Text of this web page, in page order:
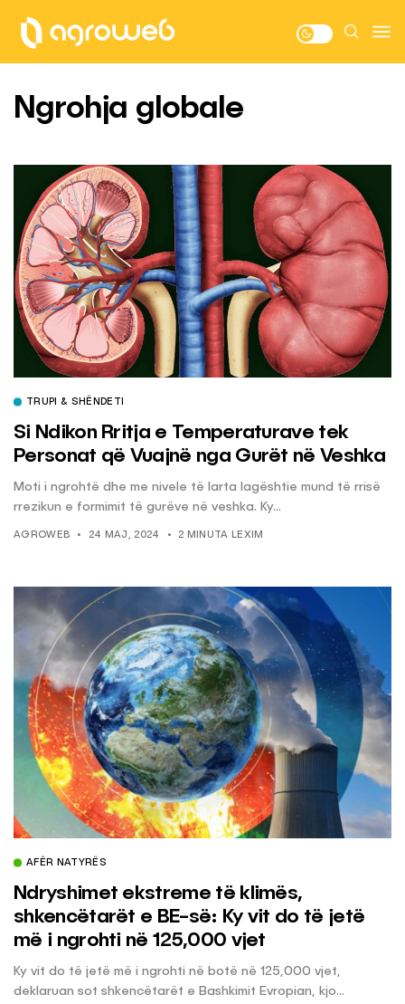
Ngrohja globale
TRUPI & SHËNDETI
Si Ndikon Rritja e Temperaturave tek
Personat që Vuajnë nga Gurët në Veshka
Moti i ngrohtë dhe me nivele të larta lagështie mund të rrisë
rrezikun e formimit të gurëve në veshka. Ky...
AGROWEB 24 MAJ, 2024 2 MINUTA LEXIM
AFËR NATYRËS
Ndryshimet ekstreme të klimës,
shkencëtarët e BE-së: Ky vit do të jetë
më i ngrohti në 125,000 vjet
Ky vit do të jetë më i ngrohti në botë në 125,000 vjet,
deklaruan sot shkencëtarët e Bashkimit Evropian, kjo...